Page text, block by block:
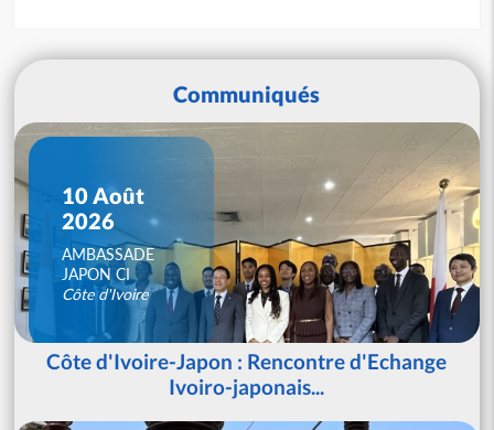
Communiqués
10 Août
2026
AMBASSADE
JAPON CI
Côte d'Ivoire
Côte d'Ivoire-Japon : Rencontre d'Echange
Ivoiro-japonais...